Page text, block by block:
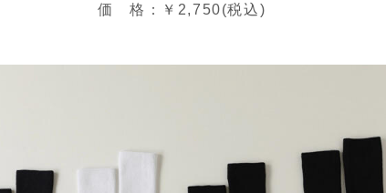
価 格：￥2,750(税込)